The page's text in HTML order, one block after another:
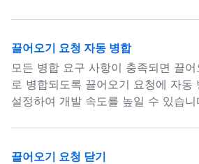
끌어오기 요청 자동 병합
모든 병합 요구 사항이 충족되면 끌
로 병합되도록 끌어오기 요청에 자동
설정하여 개발 속도를 높일 수 있습니
끌어오기 요청 닫기